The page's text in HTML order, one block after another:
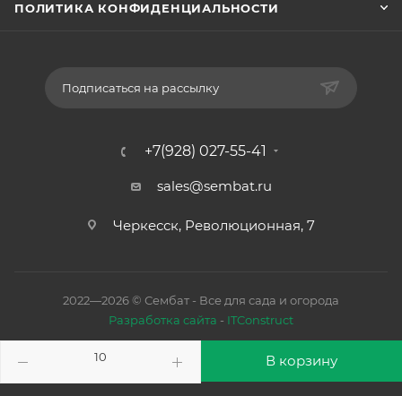
В корзину
ПОЛИТИКА КОНФИДЕНЦИАЛЬНОСТИ
Подписаться на рассылку
+7(928) 027-55-41
sales@sembat.ru
Черкесск, Революционная, 7
2022—2026 © Сембат - Все для сада и огорода
Разработка сайта - ITConstruct